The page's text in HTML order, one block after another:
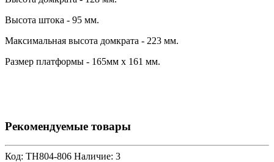
Высота штока - 95 мм.
Максимальная высота домкрата - 223 мм.
Размер платформы - 165мм х 161 мм.
Рекомендуемые товары
Код: TH804-806 Наличие: 3